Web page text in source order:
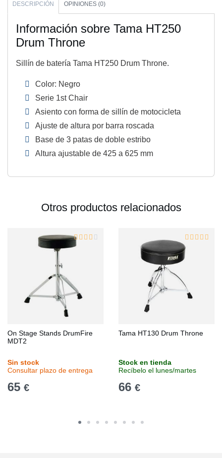
DESCRIPCIÓN OPINIONES (0)
Información sobre Tama HT250
Drum Throne
Sillín de batería Tama HT250 Drum Throne.
Color: Negro
Serie 1st Chair
Asiento con forma de sillín de motocicleta
Ajuste de altura por barra roscada
Base de 3 patas de doble estribo
Altura ajustable de 425 a 625 mm
Otros productos relacionados
On Stage Stands DrumFire
MDT2
Sin stock
Consultar plazo de entrega
65 €
Tama HT130 Drum Throne
Stock en tienda
Recíbelo el lunes/martes
66 €